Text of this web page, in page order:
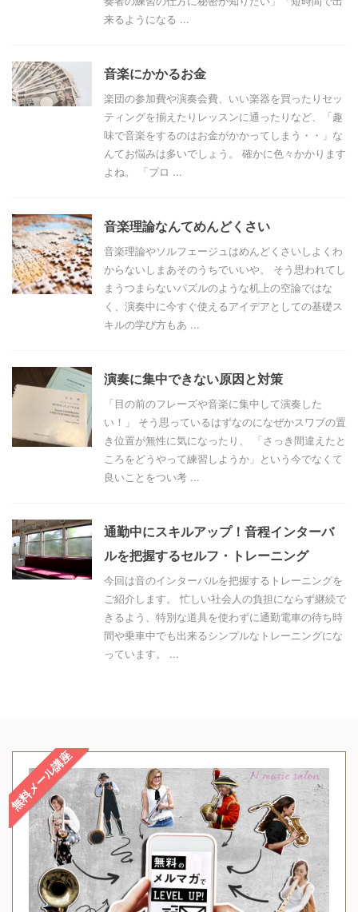
来るようになる ...
音楽にかかるお金
楽団の参加費や演奏会費、いい楽器を買ったりセッ
ティングを揃えたりレッスンに通ったりなど、「趣
味で音楽をするのはお金がかかってしまう・・」な
んてお悩みは多いでしょう。 確かに色々かかります
よね。 「プロ ...
音楽理論なんてめんどくさい
音楽理論やソルフェージュはめんどくさいしよくわ
からないしまあそのうちでいいや。 そう思われてし
まうつまらないパズルのような机上の空論ではな
く、演奏中に今すぐ使えるアイデアとしての基礎ス
キルの学び方もあ ...
演奏に集中できない原因と対策
「目の前のフレーズや音楽に集中して演奏した
い！」 そう思っているはずなのになぜかスワブの置
き位置が無性に気になったり、 「さっき間違えたと
ころをどうやって練習しようか」という今でなくて
良いことをつい考 ...
通勤中にスキルアップ！音程インターバ
ルを把握するセルフ・トレーニング
今回は音のインターバルを把握するトレーニングを
ご紹介します。 忙しい社会人の負担にならず継続で
きるよう、特別な道具を使わずに通勤電車の待ち時
間や乗車中でも出来るシンプルなトレーニングにな
っています。 ...
無料メール講座